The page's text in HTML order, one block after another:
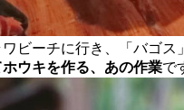
ビーチに行き、「バゴス
ウキを作る、あの作業で